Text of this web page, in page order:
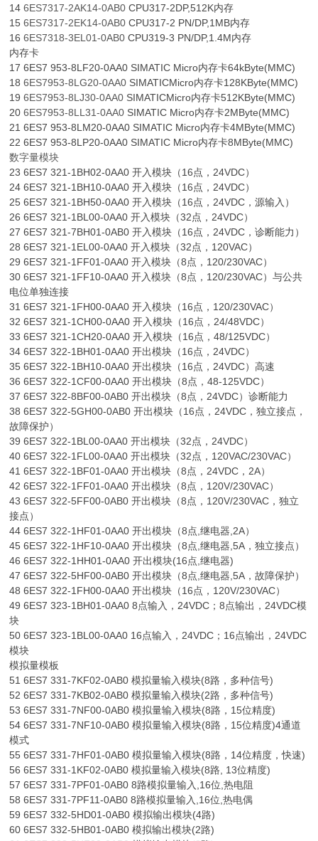
146ES7317-2AK14-0AB0 CPU317-2DP,512K内存
156ES7317-2EK14-0AB0 CPU317-2 PN/DP,1MB内存
166ES7318-3EL01-0AB0 CPU319-3 PN/DP,1.4M内存
内存卡
17 6ES7 953-8LF20-0AA0 SIMATIC Micro内存卡64kByte(MMC)
186ES7953-8LG20-0AA0 SIMATICMicro内存卡128KByte(MMC)
196ES7953-8LJ30-0AA0 SIMATICMicro内存卡512KByte(MMC)
206ES7953-8LL31-0AA0 SIMATIC Micro内存卡2MByte(MMC)
21 6ES7 953-8LM20-0AA0 SIMATIC Micro内存卡4MByte(MMC)
22 6ES7 953-8LP20-0AA0 SIMATIC Micro内存卡8MByte(MMC)
数字量模块
23 6ES7 321-1BH02-0AA0 开入模块（16点，24VDC）
24 6ES7 321-1BH10-0AA0 开入模块（16点，24VDC）
25 6ES7 321-1BH50-0AA0 开入模块（16点，24VDC，源输入）
26 6ES7 321-1BL00-0AA0 开入模块（32点，24VDC）
27 6ES7 321-7BH01-0AB0 开入模块（16点，24VDC，诊断能力）
28 6ES7 321-1EL00-0AA0 开入模块（32点，120VAC）
29 6ES7 321-1FF01-0AA0 开入模块（8点，120/230VAC）
30 6ES7 321-1FF10-0AA0 开入模块（8点，120/230VAC）与公共
电位单独连接
31 6ES7 321-1FH00-0AA0 开入模块（16点，120/230VAC）
32 6ES7 321-1CH00-0AA0 开入模块（16点，24/48VDC）
33 6ES7 321-1CH20-0AA0 开入模块（16点，48/125VDC）
34 6ES7 322-1BH01-0AA0 开出模块（16点，24VDC）
35 6ES7 322-1BH10-0AA0 开出模块（16点，24VDC）高速
36 6ES7 322-1CF00-0AA0 开出模块（8点，48-125VDC）
37 6ES7 322-8BF00-0AB0 开出模块（8点，24VDC）诊断能力
38 6ES7 322-5GH00-0AB0 开出模块（16点，24VDC，独立接点，
故障保护）
39 6ES7 322-1BL00-0AA0 开出模块（32点，24VDC）
40 6ES7 322-1FL00-0AA0 开出模块（32点，120VAC/230VAC）
41 6ES7 322-1BF01-0AA0 开出模块（8点，24VDC，2A）
42 6ES7 322-1FF01-0AA0 开出模块（8点，120V/230VAC）
43 6ES7 322-5FF00-0AB0 开出模块（8点，120V/230VAC，独立
接点）
44 6ES7 322-1HF01-0AA0 开出模块（8点,继电器,2A）
45 6ES7 322-1HF10-0AA0 开出模块（8点,继电器,5A，独立接点）
46 6ES7 322-1HH01-0AA0 开出模块(16点,继电器)
47 6ES7 322-5HF00-0AB0 开出模块（8点,继电器,5A，故障保护）
48 6ES7 322-1FH00-0AA0 开出模块（16点，120V/230VAC）
49 6ES7 323-1BH01-0AA0 8点输入，24VDC；8点输出，24VDC模
块
50 6ES7 323-1BL00-0AA0 16点输入，24VDC；16点输出，24VDC
模块
模拟量模板
51 6ES7 331-7KF02-0AB0 模拟量输入模块(8路，多种信号)
52 6ES7 331-7KB02-0AB0 模拟量输入模块(2路，多种信号)
53 6ES7 331-7NF00-0AB0 模拟量输入模块(8路，15位精度)
54 6ES7 331-7NF10-0AB0 模拟量输入模块(8路，15位精度)4通道
模式
55 6ES7 331-7HF01-0AB0 模拟量输入模块(8路，14位精度，快速)
56 6ES7 331-1KF02-0AB0 模拟量输入模块(8路, 13位精度)
57 6ES7 331-7PF01-0AB0 8路模拟量输入,16位,热电阻
58 6ES7 331-7PF11-0AB0 8路模拟量输入,16位,热电偶
59 6ES7 332-5HD01-0AB0 模拟输出模块(4路)
60 6ES7 332-5HB01-0AB0 模拟输出模块(2路)